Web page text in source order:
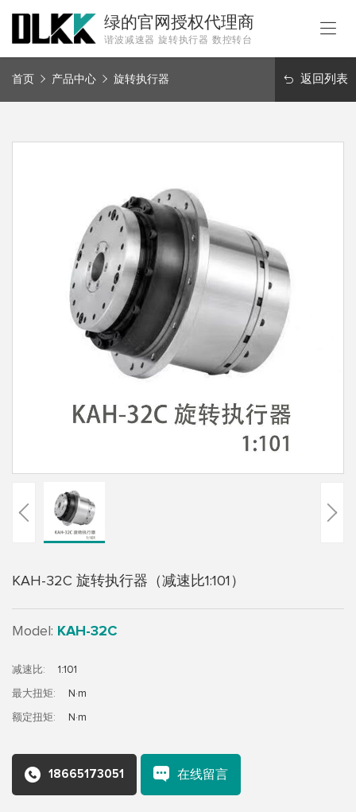
绿的官网授权代理商
谐波减速器 旋转执行器 数控转台
首页 产品中心 旋转执行器 返回列表
KAH-32C 旋转执行器（减速比1:101）
Model: KAH-32C
减速比: 1:101
最大扭矩: N·m
额定扭矩: N·m
18665173051 在线留言
首
解